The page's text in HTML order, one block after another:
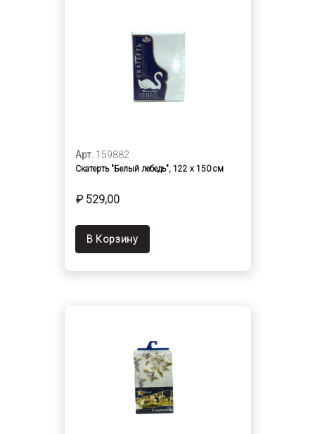
Арт. 159882
Скатерть "Белый лебедь", 122 х 150 см
₽ 529,00
В Корзину